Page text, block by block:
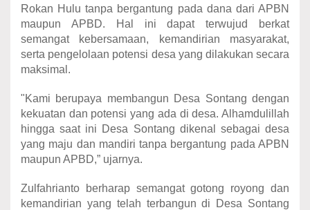
Rokan Hulu tanpa bergantung pada dana dari APBN
maupun APBD. Hal ini dapat terwujud berkat
semangat kebersamaan, kemandirian masyarakat,
serta pengelolaan potensi desa yang dilakukan secara
maksimal.
"Kami berupaya membangun Desa Sontang dengan
kekuatan dan potensi yang ada di desa. Alhamdulillah
hingga saat ini Desa Sontang dikenal sebagai desa
yang maju dan mandiri tanpa bergantung pada APBN
maupun APBD,” ujarnya.
Zulfahrianto berharap semangat gotong royong dan
kemandirian yang telah terbangun di Desa Sontang